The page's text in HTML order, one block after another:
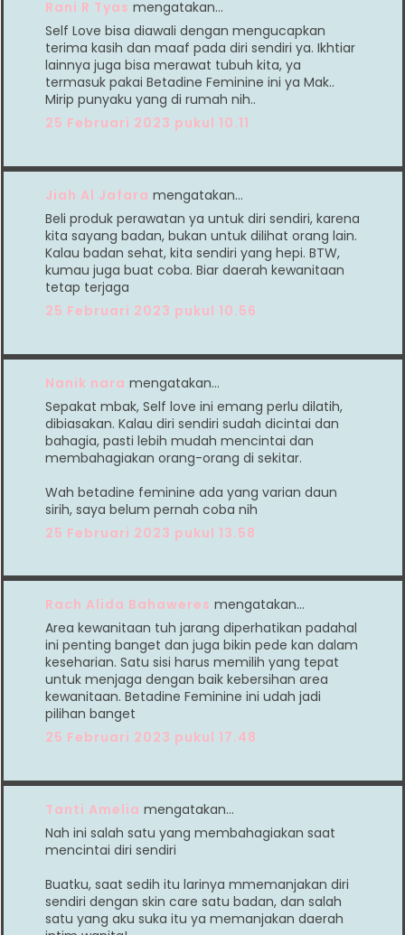
Rani R Tyas mengatakan…
Self Love bisa diawali dengan mengucapkan
terima kasih dan maaf pada diri sendiri ya. Ikhtiar
lainnya juga bisa merawat tubuh kita, ya
termasuk pakai Betadine Feminine ini ya Mak..
Mirip punyaku yang di rumah nih..
25 Februari 2023 pukul 10.11
Jiah Al Jafara mengatakan…
Beli produk perawatan ya untuk diri sendiri, karena
kita sayang badan, bukan untuk dilihat orang lain.
Kalau badan sehat, kita sendiri yang hepi. BTW,
kumau juga buat coba. Biar daerah kewanitaan
tetap terjaga
25 Februari 2023 pukul 10.56
Nanik nara mengatakan…
Sepakat mbak, Self love ini emang perlu dilatih,
dibiasakan. Kalau diri sendiri sudah dicintai dan
bahagia, pasti lebih mudah mencintai dan
membahagiakan orang-orang di sekitar.
Wah betadine feminine ada yang varian daun
sirih, saya belum pernah coba nih
25 Februari 2023 pukul 13.58
Rach Alida Bahaweres mengatakan…
Area kewanitaan tuh jarang diperhatikan padahal
ini penting banget dan juga bikin pede kan dalam
keseharian. Satu sisi harus memilih yang tepat
untuk menjaga dengan baik kebersihan area
kewanitaan. Betadine Feminine ini udah jadi
pilihan banget
25 Februari 2023 pukul 17.48
Tanti Amelia mengatakan…
Nah ini salah satu yang membahagiakan saat
mencintai diri sendiri
Buatku, saat sedih itu larinya mmemanjakan diri
sendiri dengan skin care satu badan, dan salah
satu yang aku suka itu ya memanjakan daerah